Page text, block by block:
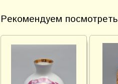
Рекомендуем посмотреть